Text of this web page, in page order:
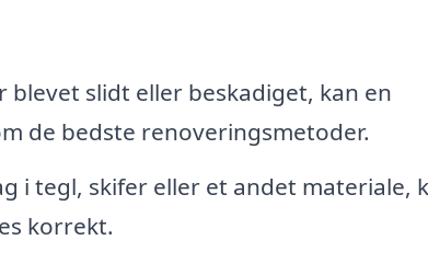
blevet slidt eller beskadiget, kan en
de bedste renoveringsmetoder.
i tegl, skifer eller et andet materiale,
korrekt.